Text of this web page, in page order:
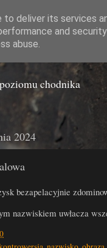
chodnika
2024
bezapelacyjnie
nazwiskiem uwłacza
deliver its services
and
abuse.